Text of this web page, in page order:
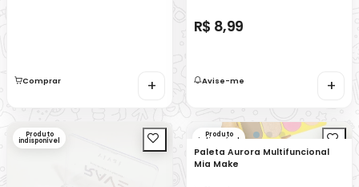
Comprar +
R$ 8,99
Avise-me +
Produto
indisponível
Produto
indisponível
Paleta Aurora Multifuncional
Mia Make